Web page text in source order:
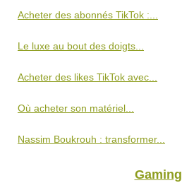
Acheter des abonnés TikTok :...
Le luxe au bout des doigts...
Acheter des likes TikTok avec...
Où acheter son matériel...
Nassim Boukrouh : transformer...
Gaming